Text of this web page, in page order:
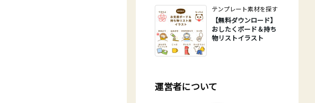
テンプレート素材を探す
【無料ダウンロード】
おしたくボード＆持ち
物リストイラスト
運営者について